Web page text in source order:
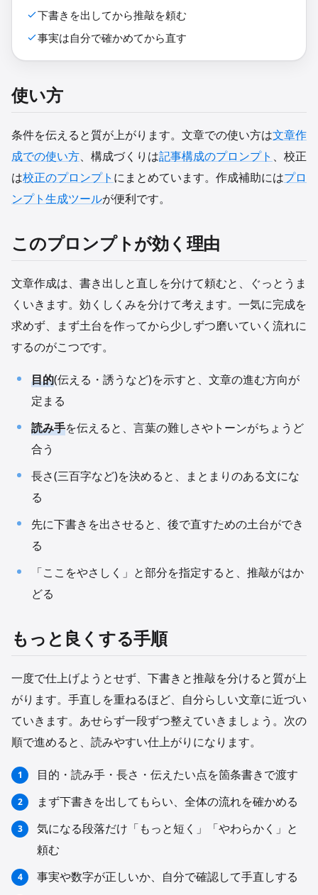
下書きを出してから推敲を頼む
事実は自分で確かめてから直す
使い方
条件を伝えると質が上がります。文章での使い方は文章作
成での使い方、構成づくりは記事構成のプロンプト 、校正
は校正のプロンプト にまとめています。作成補助にはプロ
ンプト生成ツールが便利です。
このプロンプトが効く理由
文章作成は、書き出しと直しを分けて頼むと、ぐっとうま
くいきます。効くしくみを分けて考えます。一気に完成を
求めず、まず土台を作ってから少しずつ磨いていく流れに
するのがこつです。
目的(伝える・誘うなど)を示すと、文章の進む方向が
定まる
読み手を伝えると、言葉の難しさやトーンがちょうど
合う
長さ(三百字など)を決めると、まとまりのある文にな
る
先に下書きを出させると、後で直すための土台ができ
る
「ここをやさしく」と部分を指定すると、推敲がはか
どる
もっと良くする手順
一度で仕上げようとせず、下書きと推敲を分けると質が上
がります。手直しを重ねるほど、自分らしい文章に近づい
ていきます。あせらず一段ずつ整えていきましょう。次の
順で進めると、読みやすい仕上がりになります。
目的・読み手・長さ・伝えたい点を箇条書きで渡す
まず下書きを出してもらい、全体の流れを確かめる
気になる段落だけ「もっと短く」「やわらかく」と
頼む
事実や数字が正しいか、自分で確認して手直しする